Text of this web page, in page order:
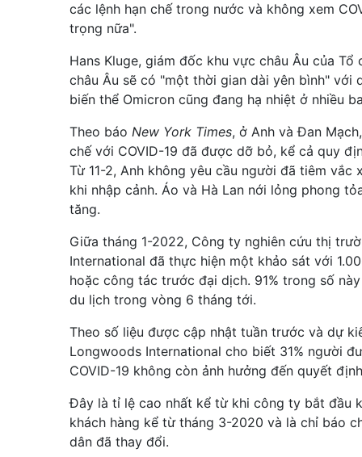
các lệnh hạn chế trong nước và không xem
trọng nữa".
Hans Kluge, giám đốc khu vực châu Âu của
châu Âu sẽ có "một thời gian dài yên bình" với
biến thể Omicron cũng đang hạ nhiệt ở nhiều
Theo báo New York Times, ở Anh và Đan
chế với COVID-19 đã được dỡ bỏ, kể cả quy
Từ 11-2, Anh không yêu cầu người đã tiêm
khi nhập cảnh. Áo và Hà Lan nới lỏng phong
tăng.
Giữa tháng 1-2022, Công ty nghiên cứu thị
International đã thực hiện một khảo sát với
hoặc công tác trước đại dịch. 91% trong số
du lịch trong vòng 6 tháng tới.
Theo số liệu được cập nhật tuần trước và dự
Longwoods International cho biết 31% người
COVID-19 không còn ảnh hưởng đến quyết
Đây là tỉ lệ cao nhất kể từ khi công ty bắt đầu
khách hàng kể từ tháng 3-2020 và là chỉ báo
dân đã thay đổi.